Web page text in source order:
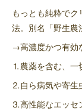
もっとも純粋で
法。別名「野生農
→高濃度かつ有効
⒈農薬を含む、一
⒉自ら病気や寄生
⒊高性能なエッセ